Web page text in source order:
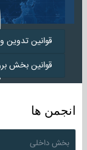
قوانین تدوین
قوانین بخش
انجمن ها
بخش داخلی